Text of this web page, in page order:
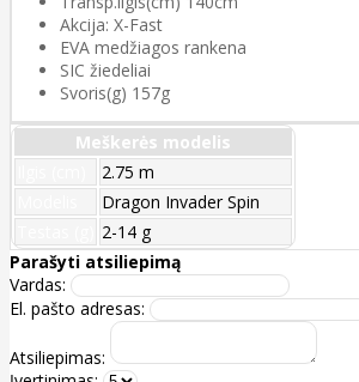
Akcija: X-Fast
EVA medžiagos rankena
SIC žiedeliai
Svoris(g) 157g
Meškerės modelis
2.75 m
Dragon Invader Spin
2-14 g
Parašyti atsiliepimą
Vardas:
El. pašto adresas:
Atsiliepimas: